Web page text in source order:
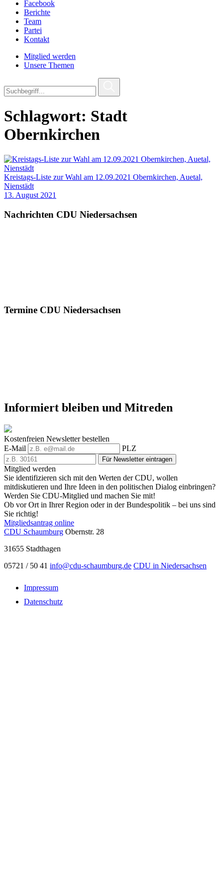
Facebook
Berichte
Team
Partei
Kontakt
Mitglied werden
Unsere Themen
Schlagwort: Stadt
Obernkirchen
Kreistags-Liste zur Wahl am 12.09.2021 Obernkirchen, Auetal,
Nienstädt
13. August 2021
Nachrichten CDU Niedersachsen
Termine CDU Niedersachsen
Informiert bleiben und Mitreden
Kostenfreien Newsletter bestellen
E-Mail
PLZ
Für Newsletter eintragen
Mitglied werden
Sie identifizieren sich mit den Werten der CDU, wollen
mitdiskutieren und Ihre Ideen in den politischen Dialog einbringen?
Werden Sie CDU-Mitglied und machen Sie mit!
Ob vor Ort in Ihrer Region oder in der Bundespolitik – bei uns sind
Sie richtig!
Mitgliedsantrag online
CDU Schaumburg Obernstr. 28
31655 Stadthagen
05721 / 50 41 info@cdu-schaumburg.de CDU in Niedersachsen
Impressum
Datenschutz